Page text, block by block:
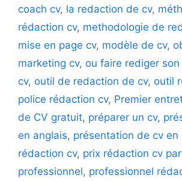
coach cv, la redaction de cv,
rédaction cv, methodologie de
mise en page cv, modèle de cv,
marketing cv, ou faire rediger son
cv, outil de redaction de cv, outil
police rédaction cv, Premier
de CV gratuit, préparer un cv,
en anglais, présentation de cv en
rédaction cv, prix rédaction cv
professionnel, professionnel